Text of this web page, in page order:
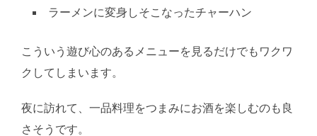
ラーメンに変身しそこなったチャーハン
こういう遊び心のあるメニューを見るだけでもワクワ
クしてしまいます。
夜に訪れて、一品料理をつまみにお酒を楽しむのも良
さそうです。